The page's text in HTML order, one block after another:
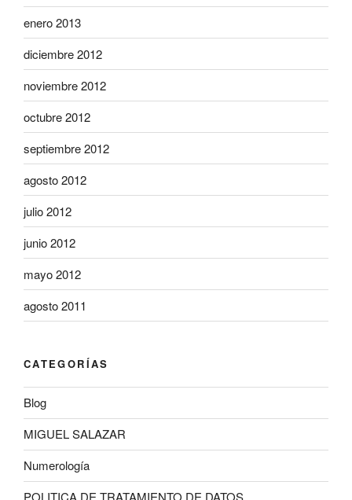
enero 2013
diciembre 2012
noviembre 2012
octubre 2012
septiembre 2012
agosto 2012
julio 2012
junio 2012
mayo 2012
agosto 2011
CATEGORÍAS
Blog
MIGUEL SALAZAR
Numerología
POLITICA DE TRATAMIENTO DE DATOS